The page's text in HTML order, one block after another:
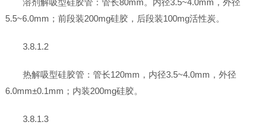
溶剂解吸型硅胶管：管长80mm。内径3.5~4.0mm，外径
5.5~6.0mm；前段装200mg硅胶，后段装100mg活性炭。
3.8.1.2
热解吸型硅胶管：管长120mm，内径3.5~4.0mm，外径
6.0mm±0.1mm；内装200mg硅胶。
3.8.1.3